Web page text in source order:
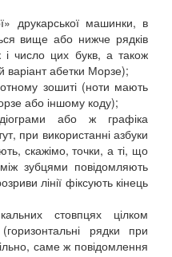
друкарської машинки, в
вище або нижче рядків
і число цих букв, а також
варіант абетки Морзе);
зошиті (ноти мають
або іншому коду);
або ж графіка
при використанні азбуки
скажімо, точки, а ті, що
зубцями повідомляють
лінії фіксують кінець
стовпцях цілком
рядки при
саме ж повідомлення